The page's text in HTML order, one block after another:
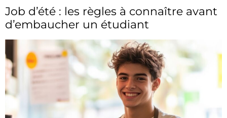
Job d’été : les règles à connaître avant
d’embaucher un étudiant